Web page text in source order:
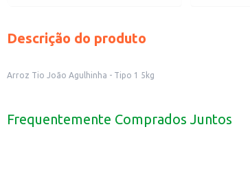
Descrição do produto
Arroz Tio João Agulhinha - Tipo 1 5kg
Frequentemente Comprados Juntos